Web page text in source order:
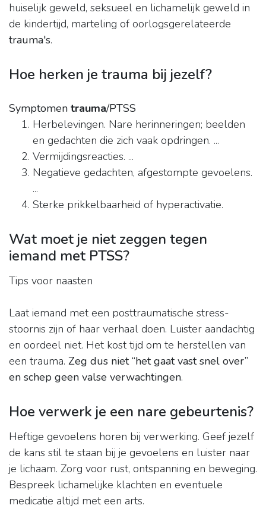
huiselijk geweld, seksueel en lichamelijk geweld in
de kindertijd, marteling of oorlogsgerelateerde
trauma's.
Hoe herken je trauma bij jezelf?
Symptomen trauma/PTSS
Herbelevingen. Nare herinneringen; beelden
en gedachten die zich vaak opdringen. ...
Vermijdingsreacties. ...
Negatieve gedachten, afgestompte gevoelens.
...
Sterke prikkelbaarheid of hyperactivatie.
Wat moet je niet zeggen tegen
iemand met PTSS?
Tips voor naasten
Laat iemand met een posttraumatische stress-
stoornis zijn of haar verhaal doen. Luister aandachtig
en oordeel niet. Het kost tijd om te herstellen van
een trauma. Zeg dus niet “het gaat vast snel over”
en schep geen valse verwachtingen.
Hoe verwerk je een nare gebeurtenis?
Heftige gevoelens horen bij verwerking. Geef jezelf
de kans stil te staan bij je gevoelens en luister naar
je lichaam. Zorg voor rust, ontspanning en beweging.
Bespreek lichamelijke klachten en eventuele
medicatie altijd met een arts.